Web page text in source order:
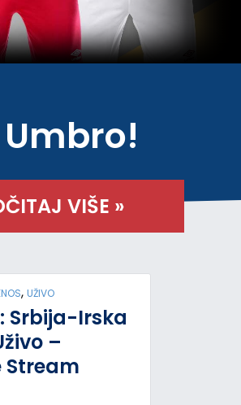
VIŠE »
, UŽIVO
: Srbija-Irska
–
Stream